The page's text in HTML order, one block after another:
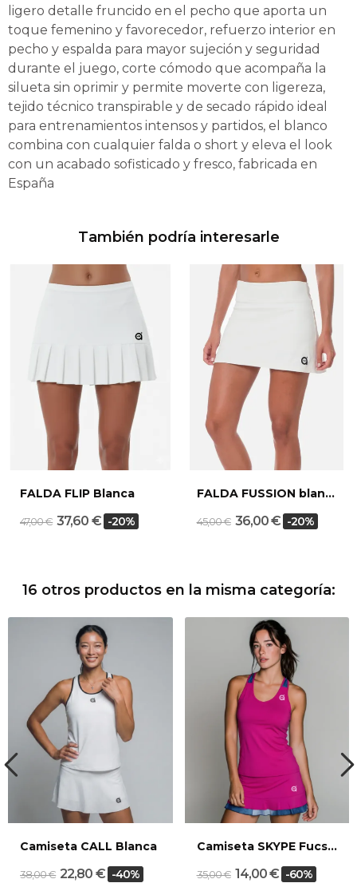
ligero detalle fruncido en el pecho que aporta un
toque femenino y favorecedor, refuerzo interior en
pecho y espalda para mayor sujeción y seguridad
durante el juego, corte cómodo que acompaña la
silueta sin oprimir y permite moverte con ligereza,
tejido técnico transpirable y de secado rápido ideal
para entrenamientos intensos y partidos, el blanco
combina con cualquier falda o short y eleva el look
con un acabado sofisticado y fresco, fabricada en
España
También podría interesarle
FALDA FLIP Blanca
47,00 € 37,60 € -20%
FALDA FUSSION blanca
45,00 € 36,00 € -20%
16 otros productos en la misma categoría:
Camiseta CALL Blanca
38,00 € 22,80 € -40%
Camiseta SKYPE Fucsia Denim
35,00 € 14,00 € -60%